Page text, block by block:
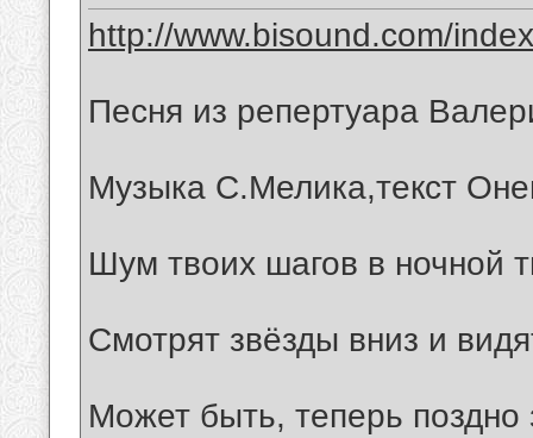
http://www.bisound.com/
Песня из репертуара
Музыка С.Мелика,текст
Шум твоих шагов в ночной
Смотрят звёзды вниз и
Может быть, теперь поздно